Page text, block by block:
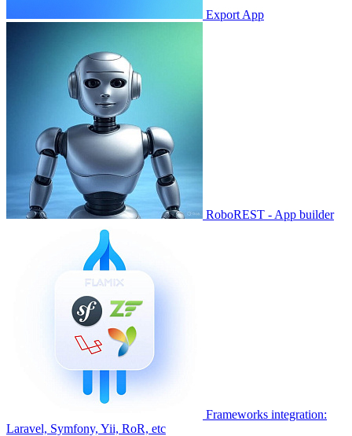
Export App
RoboREST - App builder
Frameworks integration:
Laravel, Symfony, Yii, RoR, etc